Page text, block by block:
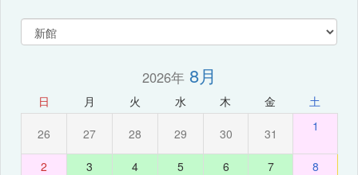
2026年8月
日 月 火 水 木 金 土
26 27 28 29 30 31 1
2 3 4 5 6 7 8